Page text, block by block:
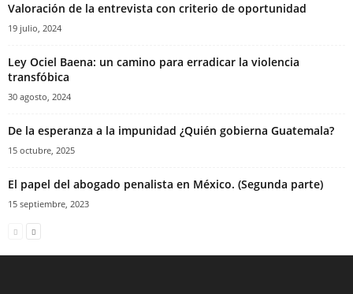
Valoración de la entrevista con criterio de oportunidad
19 julio, 2024
Ley Ociel Baena: un camino para erradicar la violencia
transfóbica
30 agosto, 2024
De la esperanza a la impunidad ¿Quién gobierna Guatemala?
15 octubre, 2025
El papel del abogado penalista en México. (Segunda parte)
15 septiembre, 2023